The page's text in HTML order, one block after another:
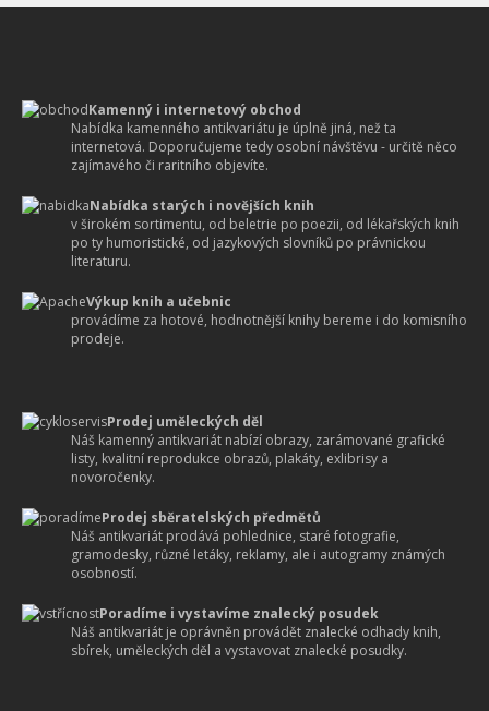
Kamenný i internetový obchod
Nabídka kamenného antikvariátu je úplně jiná, než ta
internetová. Doporučujeme tedy osobní návštěvu - určitě něco
zajímavého či raritního objevíte.
Nabídka starých i novějších knih
v širokém sortimentu, od beletrie po poezii, od lékařských knih
po ty humoristické, od jazykových slovníků po právnickou
literaturu.
Výkup knih a učebnic
provádíme za hotové, hodnotnější knihy bereme i do komisního
prodeje.
Prodej uměleckých děl
Náš kamenný antikvariát nabízí obrazy, zarámované grafické
listy, kvalitní reprodukce obrazů, plakáty, exlibrisy a
novoročenky.
Prodej sběratelských předmětů
Náš antikvariát prodává pohlednice, staré fotografie,
gramodesky, různé letáky, reklamy, ale i autogramy známých
osobností.
Poradíme i vystavíme znalecký posudek
Náš antikvariát je oprávněn provádět znalecké odhady knih,
sbírek, uměleckých děl a vystavovat znalecké posudky.